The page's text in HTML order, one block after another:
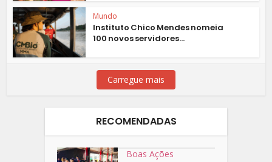
Mundo
Instituto Chico Mendes nomeia
100 novos servidores...
Carregue mais
RECOMENDADAS
Boas Ações